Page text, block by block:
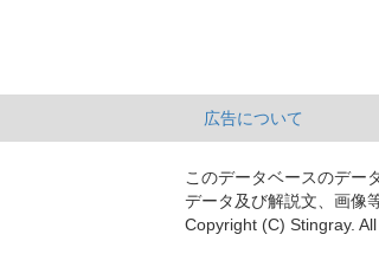
広告について
このデータベースのデー
データ及び解説文、画像
Copyright (C) Stingray.